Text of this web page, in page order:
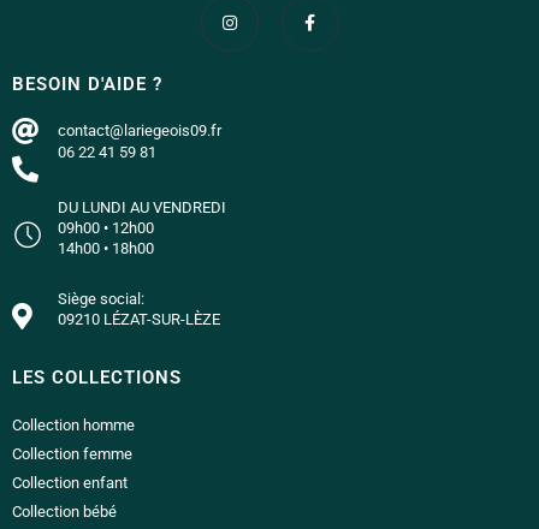
BESOIN D'AIDE ?
contact@lariegeois09.fr
06 22 41 59 81
DU LUNDI AU VENDREDI
09h00 • 12h00
14h00 • 18h00
Siège social:
09210 LÉZAT-SUR-LÈZE
LES COLLECTIONS
Collection homme
Collection femme
Collection enfant
Collection bébé